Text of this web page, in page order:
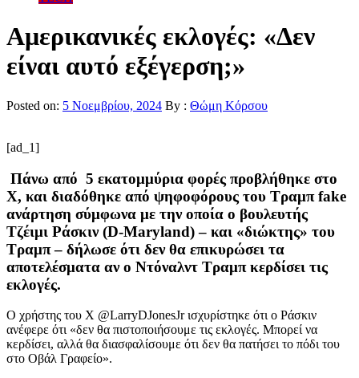
Αμερικανικές εκλογές: «Δεν
είναι αυτό εξέγερση;»
Posted on: 5 Νοεμβρίου, 2024 By : Θώμη Κόρσου
[ad_1]
Πάνω από 5 εκατομμύρια φορές προβλήθηκε στο
X, και διαδόθηκε από ψηφοφόρους του Τραμπ fake
ανάρτηση σύμφωνα με την οποία ο βουλευτής
Τζέιμι Ράσκιν (D-Maryland) – και «διώκτης» του
Τραμπ – δήλωσε ότι δεν θα επικυρώσει τα
αποτελέσματα αν ο Ντόναλντ Τραμπ κερδίσει τις
εκλογές.
Ο χρήστης του X @LarryDJonesJr ισχυρίστηκε ότι ο Ράσκιν
ανέφερε ότι «δεν θα πιστοποιήσουμε τις εκλογές. Μπορεί να
κερδίσει, αλλά θα διασφαλίσουμε ότι δεν θα πατήσει το πόδι του
στο Οβάλ Γραφείο».